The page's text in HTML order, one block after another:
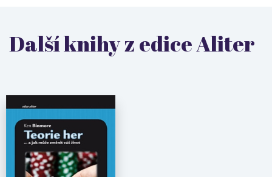
Další knihy z edice Aliter